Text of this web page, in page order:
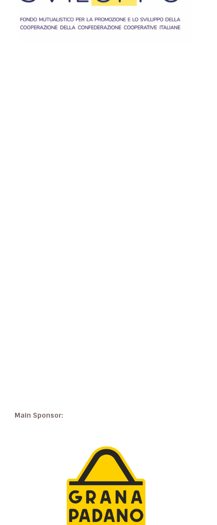
Main Sponsor: